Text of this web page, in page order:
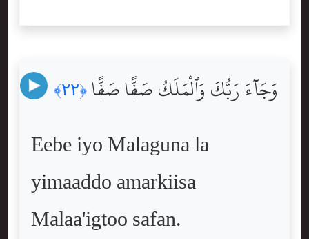
وَجَآءَ رَبُّكَ وَٱلْمَلَكُ صَفًّۭا صَفًّۭا ﴿٢٢﴾
Eebe iyo Malaguna la
yimaaddo amarkiisa
Malaa'igtoo safan.